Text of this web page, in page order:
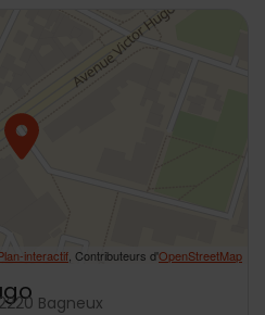
interactif , Contributeurs d'OpenStreetMap
Bagneux